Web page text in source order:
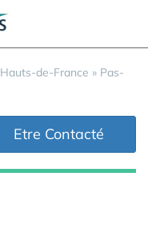
Hauts-de-France » Pas-
Etre Contacté